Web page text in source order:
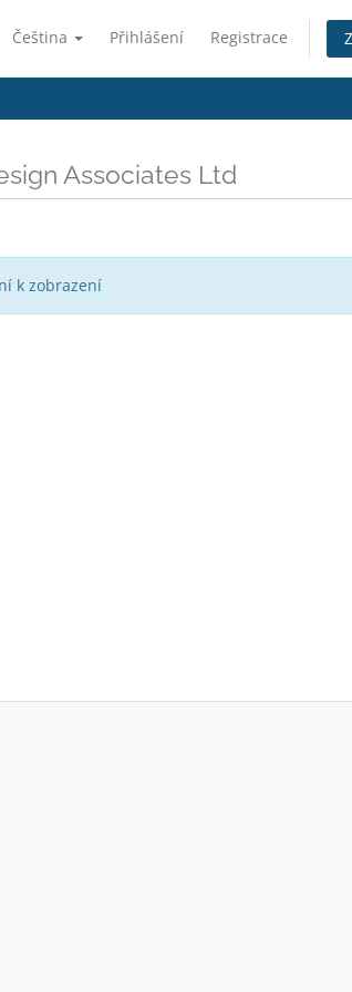
Čeština Přihlášení Registrace
Associates Ltd
k zobrazení